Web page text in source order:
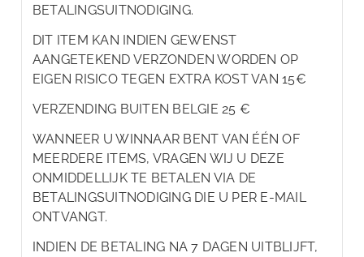
BETALINGSUITNODIGING.
DIT ITEM KAN INDIEN GEWENST
AANGETEKEND VERZONDEN WORDEN OP
EIGEN RISICO TEGEN EXTRA KOST VAN 15€
VERZENDING BUITEN BELGIE 25 €
WANNEER U WINNAAR BENT VAN ÉÉN OF
MEERDERE ITEMS, VRAGEN WIJ U DEZE
ONMIDDELLIJK TE BETALEN VIA DE
BETALINGSUITNODIGING DIE U PER E-MAIL
ONTVANGT.
INDIEN DE BETALING NA 7 DAGEN UITBLIJFT,